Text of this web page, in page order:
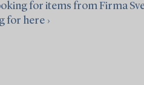
for items from Firma
for here ›